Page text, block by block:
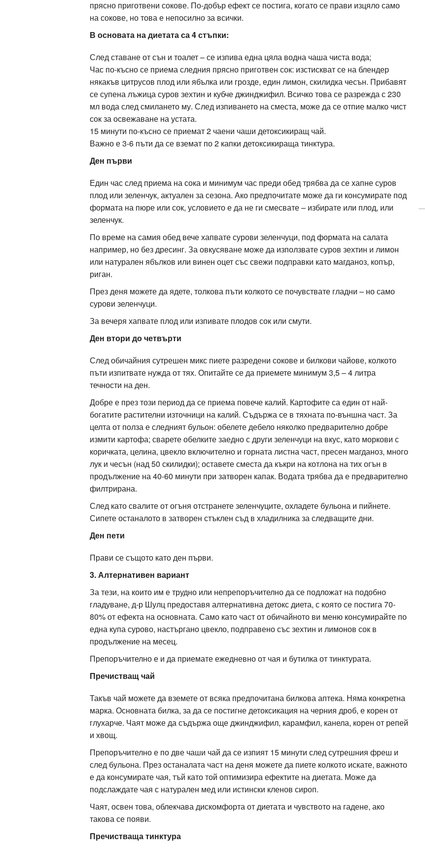
прясно приготвени сокове. По-добър ефект се постига, когато се прави изцяло само
на сокове, но това е непосилно за всички.
В основата на диетата са 4 стъпки:
След ставане от сън и тоалет – се изпива една цяла водна чаша чиста вода;
Час по-късно се приема следния прясно приготвен сок: изстискват се на блендер
някакъв цитрусов плод или ябълка или грозде, един лимон, скилидка чесън. Прибавят
се супена лъжица суров зехтин и кубче джинджифил. Всичко това се разрежда с 230
мл вода след смилането му. След изпиването на сместа, може да се отпие малко чист
сок за освежаване на устата.
15 минути по-късно се приемат 2 чаени чаши детоксикиращ чай.
Важно е 3-6 пъти да се вземат по 2 капки детоксикираща тинктура.
Ден първи
Един час след приема на сока и минимум час преди обед трябва да се хапне суров
плод или зеленчук, актуален за сезона. Ако предпочитате може да ги консумирате под
формата на пюре или сок, условието е да не ги смесвате – избирате или плод, или
зеленчук.
По време на самия обед вече хапвате сурови зеленчуци, под формата на салата
например, но без дресинг. За овкусяване може да използвате суров зехтин и лимон
или натурален ябълков или винен оцет със свежи подправки като магданоз, копър,
риган.
През деня можете да ядете, толкова пъти колкото се почувствате гладни – но само
сурови зеленчуци.
За вечеря хапвате плод или изпивате плодов сок или смути.
Ден втори до четвърти
След обичайния сутрешен микс пиете разредени сокове и билкови чайове, колкото
пъти изпитвате нужда от тях. Опитайте се да приемете минимум 3,5 – 4 литра
течности на ден.
Добре е през този период да се приема повече калий. Картофите са един от най-
богатите растителни източници на калий. Съдържа се в тяхната по-външна част. За
целта от полза е следният бульон: обелете дебело няколко предварително добре
измити картофа; сварете обелките заедно с други зеленчуци на вкус, като моркови с
коричката, целина, цвекло включително и горната листна част, пресен магданоз, много
лук и чесън (над 50 скилидки); оставете сместа да къкри на котлона на тих огън в
продължение на 40-60 минути при затворен капак. Водата трябва да е предварително
филтрирана.
След като свалите от огъня отстранете зеленчуците, охладете бульона и пийнете.
Сипете останалото в затворен стъклен съд в хладилника за следващите дни.
Ден пети
Прави се същото като ден първи.
3. Алтернативен вариант
За тези, на които им е трудно или непрепоръчително да се подложат на подобно
гладуване, д-р Шулц предоставя алтернативна детокс диета, с която се постига 70-
80% от ефекта на основната. Само като част от обичайното ви меню консумирайте по
една купа сурово, настъргано цвекло, подправено със зехтин и лимонов сок в
продължение на месец.
Препоръчително е и да приемате ежедневно от чая и бутилка от тинктурата.
Пречистващ чай
Такъв чай можете да вземете от всяка предпочитана билкова аптека. Няма конкретна
марка. Основната билка, за да се постигне детоксикация на черния дроб, е корен от
глухарче. Чаят може да съдържа още джинджифил, карамфил, канела, корен от репей
и хвощ.
Препоръчително е по две чаши чай да се изпият 15 минути след сутрешния фреш и
след бульона. През останалата част на деня можете да пиете колкото искате, важното
е да консумирате чая, тъй като той оптимизира ефектите на диетата. Може да
подслаждате чая с натурален мед или истински кленов сироп.
Чаят, освен това, облекчава дискомфорта от диетата и чувството на гадене, ако
такова се появи.
Пречистваща тинктура